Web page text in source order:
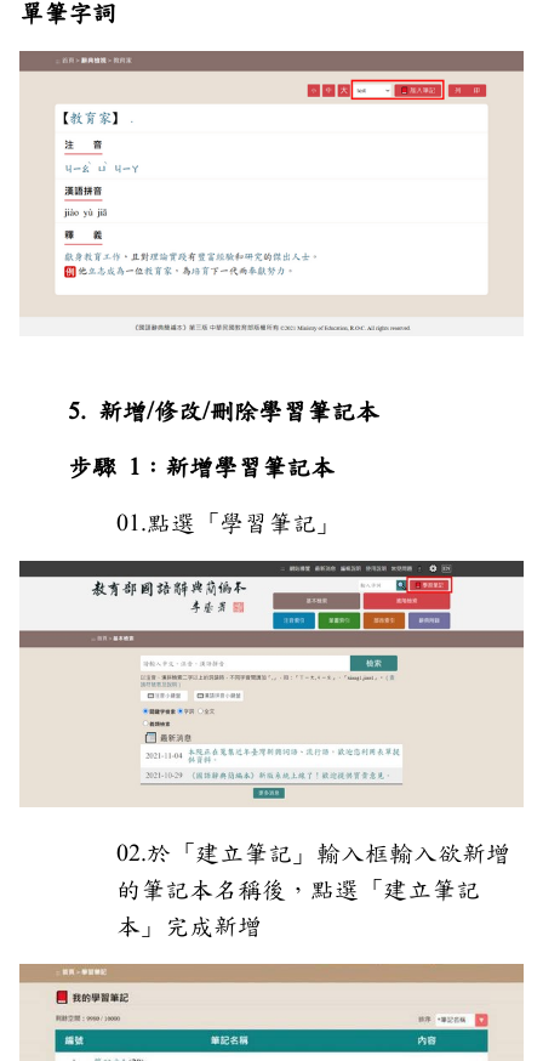
單筆字詞
5. 新增/修改/刪除學習筆記本
步驟 1：新增學習筆記本
01.點選「學習筆記」
02.於「建立筆記」輸入框輸入欲新增
的筆記本名稱後，點選「建立筆記
本」完成新增